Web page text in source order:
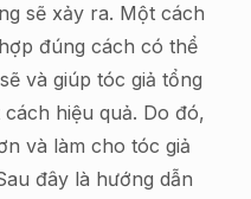
sẽ xảy ra. Một cách
đúng cách có thể
và giúp tóc giả tổng
hiệu quả. Do đó,
và làm cho tóc giả
đây là hướng dẫn